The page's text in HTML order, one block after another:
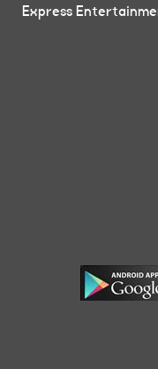
Express